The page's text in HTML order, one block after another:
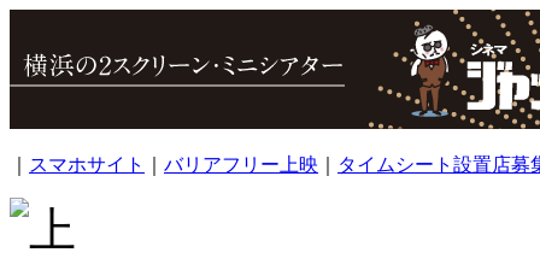
スマホサイト バリアフリー上映 タイムシート設置店募